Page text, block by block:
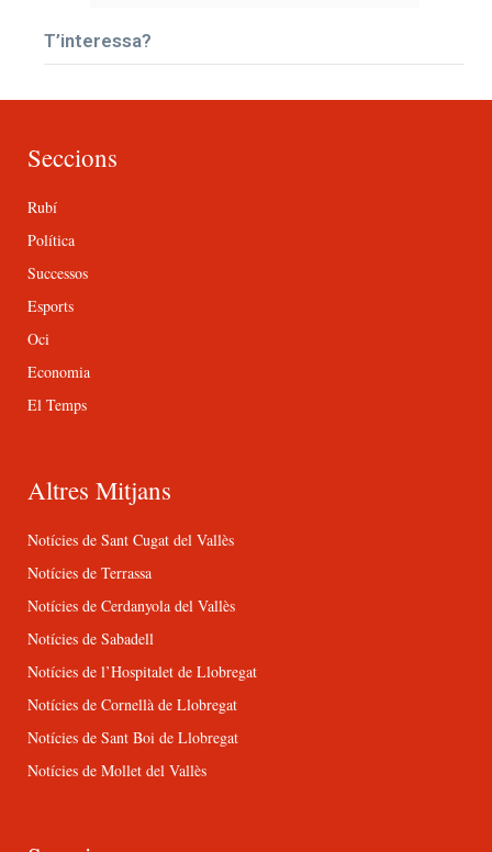
T’interessa?
Seccions
Rubí
Política
Successos
Esports
Oci
Economia
El Temps
Altres Mitjans
Notícies de Sant Cugat del Vallès
Notícies de Terrassa
Notícies de Cerdanyola del Vallès
Notícies de Sabadell
Notícies de l’Hospitalet de Llobregat
Notícies de Cornellà de Llobregat
Notícies de Sant Boi de Llobregat
Notícies de Mollet del Vallès